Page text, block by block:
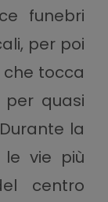
funebri
per poi
tocca
quasi
la
le vie più
centro